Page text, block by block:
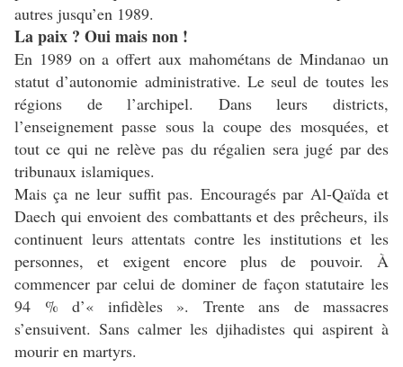
autres jusqu’en 1989.
La paix ? Oui mais non !
En 1989 on a offert aux mahométans de Mindanao un
statut d’autonomie administrative. Le seul de toutes les
régions de l’archipel. Dans leurs districts,
l’enseignement passe sous la coupe des mosquées, et
tout ce qui ne relève pas du régalien sera jugé par des
tribunaux islamiques.
Mais ça ne leur suffit pas. Encouragés par Al-Qaïda et
Daech qui envoient des combattants et des prêcheurs, ils
continuent leurs attentats contre les institutions et les
personnes, et exigent encore plus de pouvoir. À
commencer par celui de dominer de façon statutaire les
94 % d’« infidèles ». Trente ans de massacres
s’ensuivent. Sans calmer les djihadistes qui aspirent à
mourir en martyrs.